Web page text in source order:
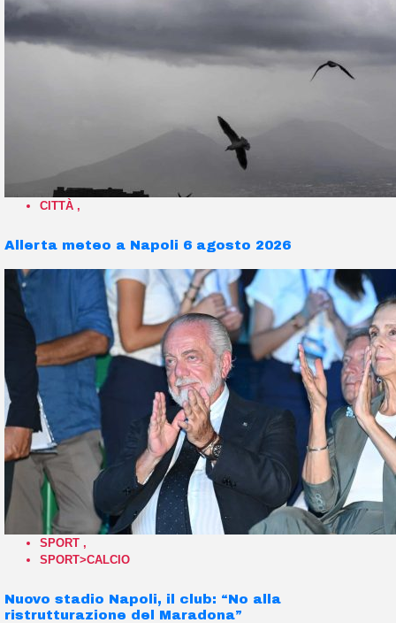
CITTÀ ,
Allerta meteo a Napoli 6 agosto 2026
SPORT ,
SPORT>CALCIO
Nuovo stadio Napoli, il club: “No alla
ristrutturazione del Maradona”